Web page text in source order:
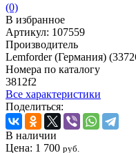
(0)
В избранное
Артикул: 107559
Производитель
Lemforder (Германия)
Номера по каталогу
3812f2
Все характеристики
Поделиться:
В наличии
Цена: 1 700 руб.